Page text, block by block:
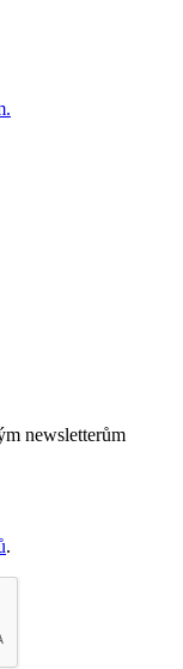
newsletterům
.